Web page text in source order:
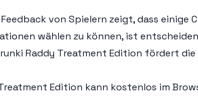
Feedback von Spielern zeigt, dass
wählen zu können, ist
Raddy Treatment Edition fördert
Edition kann kostenlos im